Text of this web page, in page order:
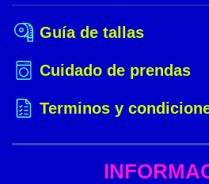
Guía de tallas
Cuidado de prendas
Terminos y